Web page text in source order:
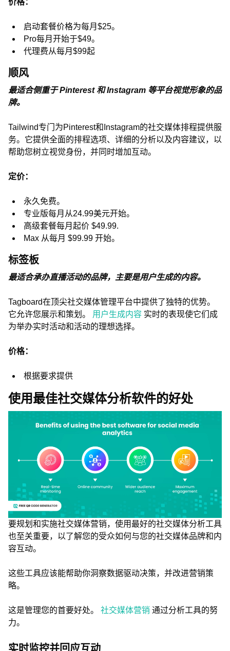
价格：
启动套餐价格为每月$25。
Pro每月开始于$49。
代理费从每月$99起
顺风
最适合侧重于 Pinterest 和 Instagram 等平台视觉形象的品
牌。
Tailwind专门为Pinterest和Instagram的社交媒体排程提供服
务。它提供全面的排程选项、详细的分析以及内容建议，以
帮助您树立视觉身份，并同时增加互动。
定价：
永久免费。
专业版每月从24.99美元开始。
高级套餐每月起价 $49.99.
Max 从每月 $99.99 开始。
标签板
最适合承办直播活动的品牌，主要是用户生成的内容。
Tagboard在顶尖社交媒体管理平台中提供了独特的优势。
它允许您展示和策划。 用户生成内容 实时的表现使它们成
为举办实时活动和活动的理想选择。
价格：
根据要求提供
使用最佳社交媒体分析软件的好处
要规划和实施社交媒体营销，使用最好的社交媒体分析工具
也至关重要，以了解您的受众如何与您的社交媒体品牌和内
容互动。
这些工具应该能帮助你洞察数据驱动决策，并改进营销策
略。
这是管理您的首要好处。 社交媒体营销 通过分析工具的努
力。
实时监控并回应互动